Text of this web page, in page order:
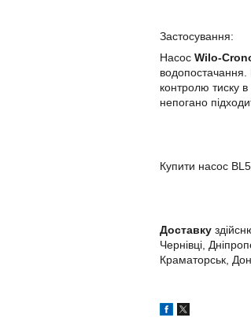
Застосування:
Насос Wilo-
контролю тиску
непогано
Купити насос
Доставку
Чернівці,
Краматорськ,